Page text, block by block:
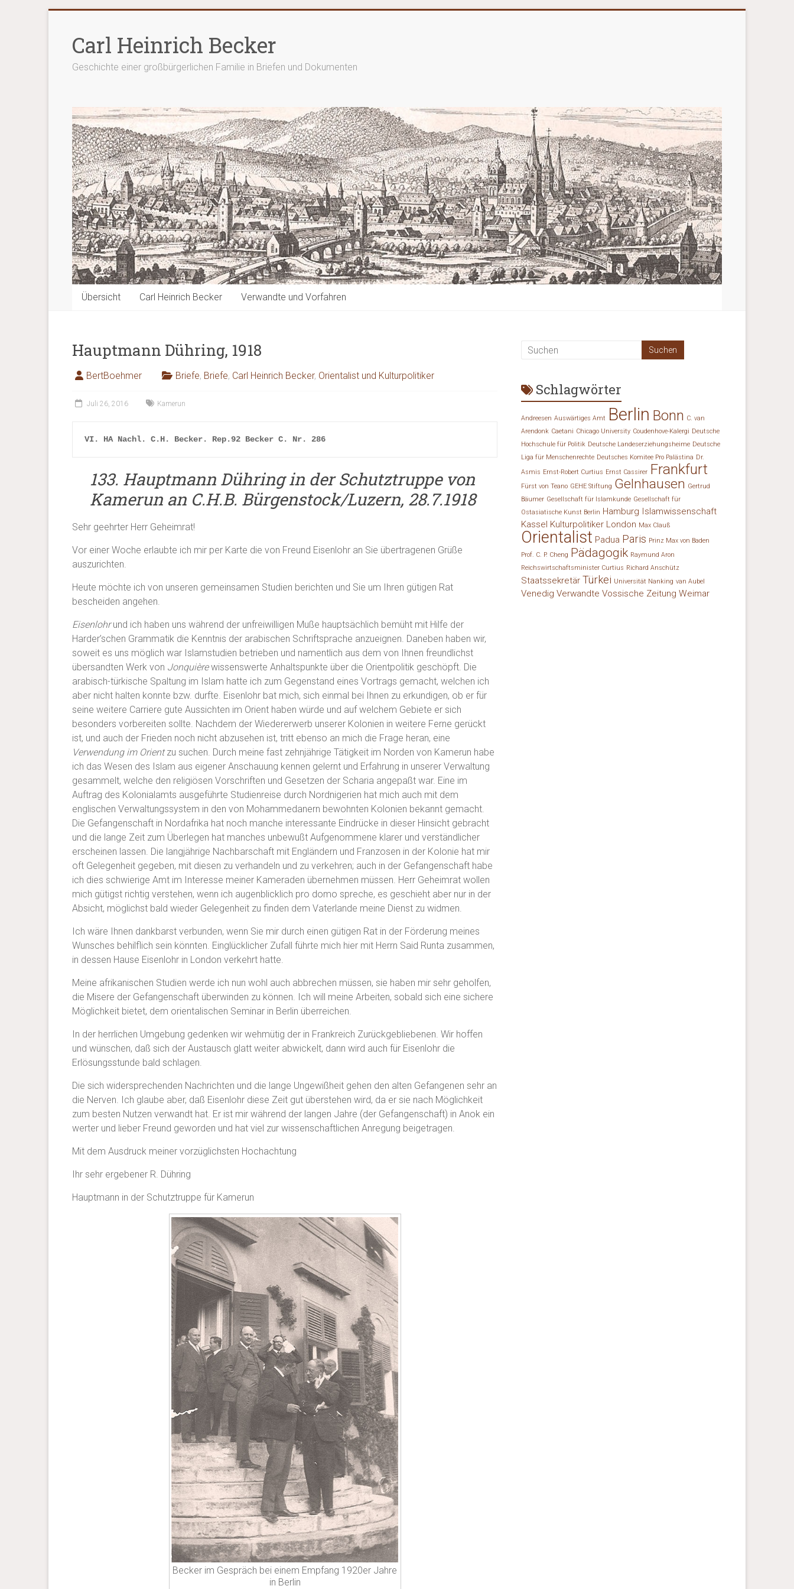
springenCarl Heinrich Becker
Geschichte einer großbürgerlichen Familie in Briefen und Dokumenten
Übersicht Carl Heinrich Becker Verwandte und Vorfahren
Hauptmann Dühring, 1918
BertBoehmer Briefe, Briefe, Carl Heinrich Becker, Orientalist und Kulturpolitiker
Juli 26, 2016 Kamerun
VI. HA Nachl. C.H. Becker. Rep.92 Becker C. Nr. 286
133. Hauptmann Dühring in der Schutztruppe von
Kamerun an C.H.B. Bürgenstock/Luzern, 28.7.1918
Sehr geehrter Herr Geheimrat!
Vor einer Woche erlaubte ich mir per Karte die von Freund Eisenlohr an Sie übertragenen Grüße
auszurichten.
Heute möchte ich von unseren gemeinsamen Studien berichten und Sie um Ihren gütigen Rat
bescheiden angehen.
Eisenlohrund ich haben uns während der unfreiwilligen Muße hauptsächlich bemüht mit Hilfe der
Harder’schen Grammatik die Kenntnis der arabischen Schriftsprache anzueignen. Daneben haben wir,
soweit es uns möglich war Islamstudien betrieben und namentlich aus dem von Ihnen freundlichst
übersandten Werk von Jonquièrewissenswerte Anhaltspunkte über die Orientpolitik geschöpft. Die
arabisch-türkische Spaltung im Islam hatte ich zum Gegenstand eines Vortrags gemacht, welchen ich
aber nicht halten konnte bzw. durfte. Eisenlohr bat mich, sich einmal bei Ihnen zu erkundigen, ob er für
seine weitere Carriere gute Aussichten im Orient haben würde und auf welchem Gebiete er sich
besonders vorbereiten sollte. Nachdem der Wiedererwerb unserer Kolonien in weitere Ferne gerückt
ist, und auch der Frieden noch nicht abzusehen ist, tritt ebenso an mich die Frage heran, eine
Verwendung im Orientzu suchen. Durch meine fast zehnjährige Tätigkeit im Norden von Kamerun habe
ich das Wesen des Islam aus eigener Anschauung kennen gelernt und Erfahrung in unserer Verwaltung
gesammelt, welche den religiösen Vorschriften und Gesetzen der Scharia angepaßt war. Eine im
Auftrag des Kolonialamts ausgeführte Studienreise durch Nordnigerien hat mich auch mit dem
englischen Verwaltungssystem in den von Mohammedanern bewohnten Kolonien bekannt gemacht.
Die Gefangenschaft in Nordafrika hat noch manche interessante Eindrücke in dieser Hinsicht gebracht
und die lange Zeit zum Überlegen hat manches unbewußt Aufgenommene klarer und verständlicher
erscheinen lassen. Die langjährige Nachbarschaft mit Engländern und Franzosen in der Kolonie hat mir
oft Gelegenheit gegeben, mit diesen zu verhandeln und zu verkehren; auch in der Gefangenschaft habe
ich dies schwierige Amt im Interesse meiner Kameraden übernehmen müssen. Herr Geheimrat wollen
mich gütigst richtig verstehen, wenn ich augenblicklich pro domo spreche, es geschieht aber nur in der
Absicht, möglichst bald wieder Gelegenheit zu finden dem Vaterlande meine Dienst zu widmen.
Ich wäre Ihnen dankbarst verbunden, wenn Sie mir durch einen gütigen Rat in der Förderung meines
Wunsches behilflich sein könnten. Einglücklicher Zufall führte mich hier mit Herrn Said Runta zusammen,
in dessen Hause Eisenlohr in London verkehrt hatte.
Meine afrikanischen Studien werde ich nun wohl auch abbrechen müssen, sie haben mir sehr geholfen,
die Misere der Gefangenschaft überwinden zu können. Ich will meine Arbeiten, sobald sich eine sichere
Möglichkeit bietet, dem orientalischen Seminar in Berlin überreichen.
In der herrlichen Umgebung gedenken wir wehmütig der in Frankreich Zurückgebliebenen. Wir hoffen
und wünschen, daß sich der Austausch glatt weiter abwickelt, dann wird auch für Eisenlohr die
Erlösungsstunde bald schlagen.
Die sich widersprechenden Nachrichten und die lange Ungewißheit gehen den alten Gefangenen sehr an
die Nerven. Ich glaube aber, daß Eisenlohr diese Zeit gut überstehen wird, da er sie nach Möglichkeit
zum besten Nutzen verwandt hat. Er ist mir während der langen Jahre (der Gefangenschaft) in Anok ein
werter und lieber Freund geworden und hat viel zur wissenschaftlichen Anregung beigetragen.
Mit dem Ausdruck meiner vorzüglichsten Hochachtung
Ihr sehr ergebener R. Dühring
Hauptmann in der Schutztruppe für Kamerun
Becker im Gespräch bei einem Empfang 1920er Jahre
in Berlin
Schlagwörter
Andreesen Auswärtiges Amt Berlin Bonn C. van
Arendonk Caetani Chicago University Coudenhove-Kalergi Deutsche
Hochschule für Politik Deutsche Landeserziehungsheime Deutsche
Liga für Menschenrechte Deutsches Komitee Pro Palästina Dr.
Asmis Ernst-Robert Curtius Ernst Cassirer Frankfurt
Fürst von Teano GEHE Stiftung Gelnhausen Gertrud
Bäumer Gesellschaft für Islamkunde Gesellschaft für
Ostasiatische Kunst Berlin Hamburg Islamwissenschaft
Kassel Kulturpolitiker London Max Clauß
Orientalist Padua Paris Prinz Max von Baden
Prof. C. P. Cheng Pädagogik Raymund Aron
Reichswirtschaftsminister Curtius Richard Anschütz
Staatssekretär Türkei Universität Nanking van Aubel
Venedig Verwandte Vossische Zeitung Weimar